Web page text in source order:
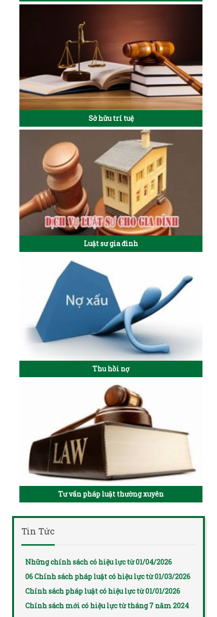
Sở hữu trí tuệ
Luật sư gia đình
Thu hồi nợ
Tư vấn pháp luật thường xuyên
Tin Tức
Những chính sách có hiệu lực từ 01/04/2026
06 Chính sách pháp luật có hiệu lực từ 01/03/2026
Chính sách pháp luật có hiệu lực từ 01/01/2026
Chính sách mới có hiệu lực từ tháng 7 năm 2024